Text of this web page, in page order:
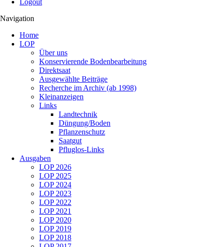
Logout
Navigation
überspringen
Home
LOP
Über uns
Konservierende Bodenbearbeitung
Direktsaat
Ausgewählte Beiträge
Recherche im Archiv (ab 1998)
Kleinanzeigen
Links
Landtechnik
Düngung/Boden
Pflanzenschutz
Saatgut
Pfluglos-Links
Ausgaben
LOP 2026
LOP 2025
LOP 2024
LOP 2023
LOP 2022
LOP 2021
LOP 2020
LOP 2019
LOP 2018